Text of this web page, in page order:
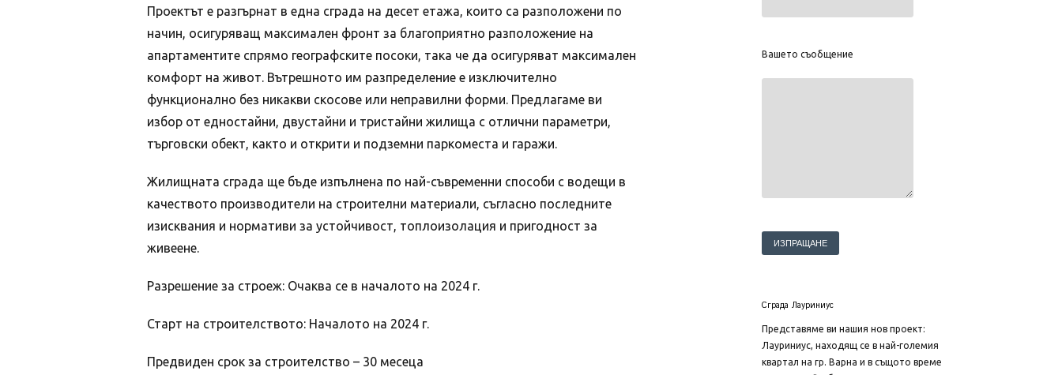
Проектът е разгърнат в една сграда на десет етажа, които са разположени по
начин, осигуряващ максимален фронт за благоприятно разположение на
апартаментите спрямо географските посоки, така че да осигуряват максимален
комфорт на живот. Вътрешното им разпределение е изключително
функционално без никакви скосове или неправилни форми. Предлагаме ви
избор от едностайни, двустайни и тристайни жилища с отлични параметри,
търговски обект, както и открити и подземни паркоместа и гаражи.
Жилищната сграда ще бъде изпълнена по най-съвременни способи с водещи в
качеството производители на строителни материали, съгласно последните
изисквания и нормативи за устойчивост, топлоизолация и пригодност за
живеене.
Разрешение за строеж: Очаква се в началото на 2024 г.
Старт на строителството: Началото на 2024 г.
Предвиден срок за строителство – 30 месеца
Вашето съобщение
Сграда Лауриниус
Представяме ви нашия нов проект:
Лауриниус, находящ се в най-големия
квартал на гр. Варна и в същото време